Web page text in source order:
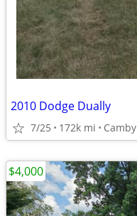
2010 Dodge Dually
7/25 172k mi Camby
$4,000